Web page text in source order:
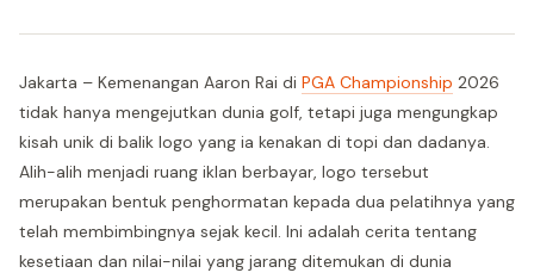
Jakarta – Kemenangan Aaron Rai di PGA Championship 2026
tidak hanya mengejutkan dunia golf, tetapi juga mengungkap
kisah unik di balik logo yang ia kenakan di topi dan dadanya.
Alih-alih menjadi ruang iklan berbayar, logo tersebut
merupakan bentuk penghormatan kepada dua pelatihnya yang
telah membimbingnya sejak kecil. Ini adalah cerita tentang
kesetiaan dan nilai-nilai yang jarang ditemukan di dunia